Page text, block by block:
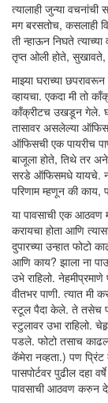
त्यालाही जुन्या वचनांची
मग बरसतोच, कसलाही
ती न्हाऊन निघते त्याच्या
तृप्त ओली होते,
माझ्या घराच्या
व्हायचा. एकदा मी तो
काँक्रीटच उखडून गेले.
तासावर असलेल्या
ऑफिसची एक पायरीच
बाजूला होते, तिथे तर
सरडे ऑफिसमधे यायचे.
परिणाम म्हणून की काय,
या पावसाची एक आठवण
करायचा होता आणि
दुपारच्या उन्हात फोटो
आणि काय? झाला ना
उभे राहिलो.
वीतभर पाणी. त्यात मी
स्टूल पैदा केले. ते तसेच
स्टुलावर उभा
पडले. फोटो तसाच
कॅमेरा नव्हता.) पण
पासपोर्टवर पुढील दहा
पावसाची आठवण करुन